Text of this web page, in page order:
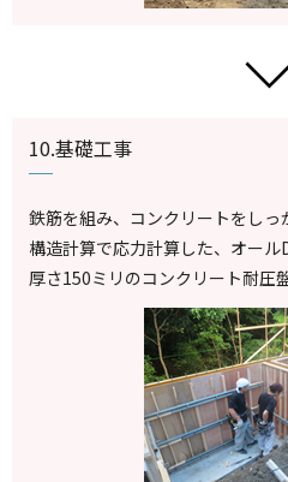
10.基礎工事
鉄筋を組み、コンクリートをしっ
構造計算で応力計算した、オール
厚さ150ミリのコンクリート耐圧